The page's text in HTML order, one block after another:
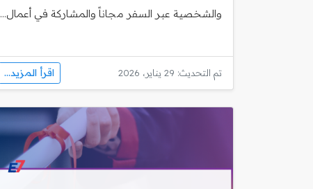
والشخصية عبر السفر مجاناً والمشاركة في أعمال...
تم التحديث: 29 يناير، 2026 اقرأ المزيد...